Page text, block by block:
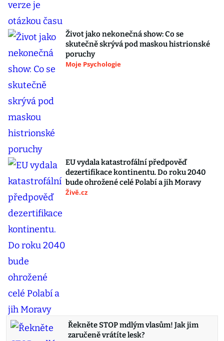
Život jako nekonečná show: Co se
skutečně skrývá pod maskou histrionské
poruchy
Moje Psychologie
EU vydala katastrofální předpověď
dezertifikace kontinentu. Do roku 2040
bude ohrožené celé Polabí a jih Moravy
Živě.cz
Řekněte STOP mdlým vlasům! Jak jim
zaručeně vrátíte lesk?